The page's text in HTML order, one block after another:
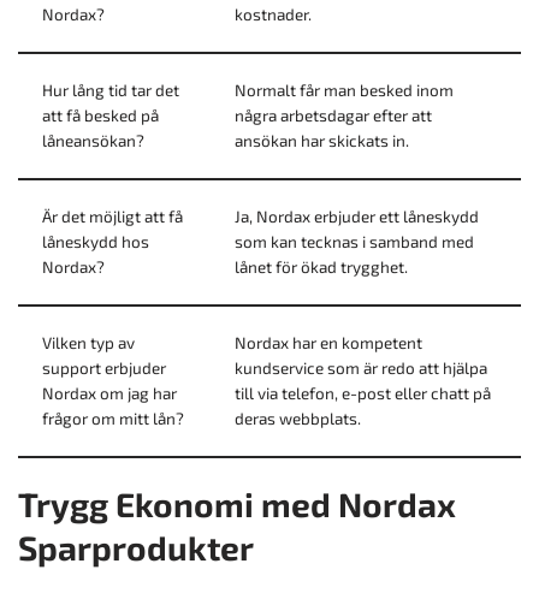
Nordax?
kostnader.
Hur lång tid tar det
att få besked på
låneansökan?
Normalt får man besked inom
några arbetsdagar efter att
ansökan har skickats in.
Är det möjligt att få
låneskydd hos
Nordax?
Ja, Nordax erbjuder ett låneskydd
som kan tecknas i samband med
lånet för ökad trygghet.
Vilken typ av
support erbjuder
Nordax om jag har
frågor om mitt lån?
Nordax har en kompetent
kundservice som är redo att hjälpa
till via telefon, e-post eller chatt på
deras webbplats.
Trygg Ekonomi med Nordax
Sparprodukter